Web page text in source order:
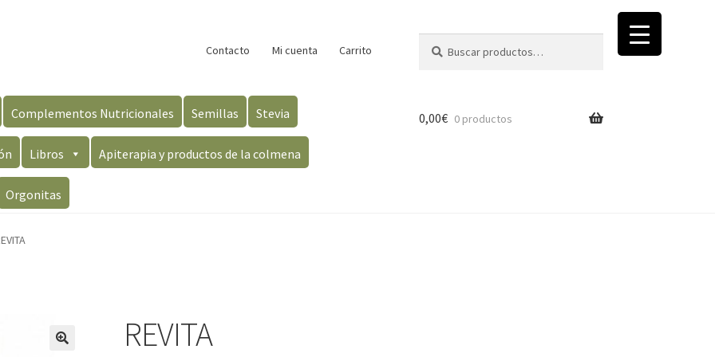
Contacto Mi cuenta Carrito
por:
Complementos Nutricionales Semillas Stevia
Libros Apiterapia y productos de la colmena
Orgonitas
0,00€ 0 productos
REVITA